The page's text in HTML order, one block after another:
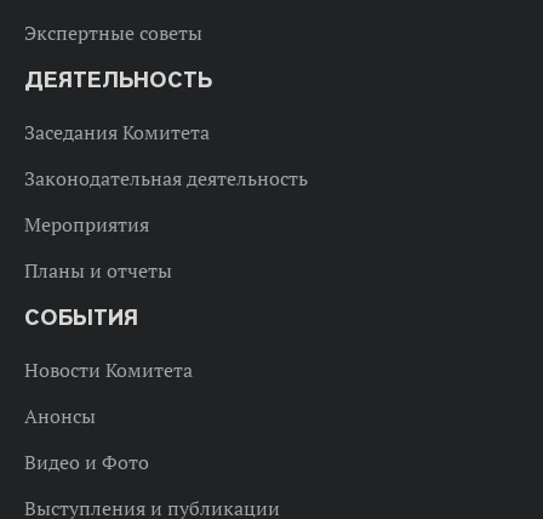
Экспертные советы
ДЕЯТЕЛЬНОСТЬ
Заседания Комитета
Законодательная деятельность
Мероприятия
Планы и отчеты
СОБЫТИЯ
Новости Комитета
Анонсы
Видео и Фото
Выступления и публикации